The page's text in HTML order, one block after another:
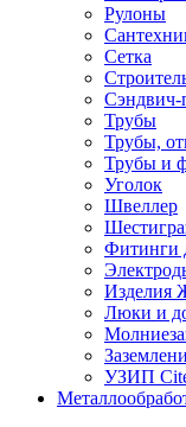
Рулоны
Сетка
Сэндвич-
Трубы
Трубы,
Трубы и
Уголок
Швеллер
Фитинги
Изделия
Люки и
УЗИП